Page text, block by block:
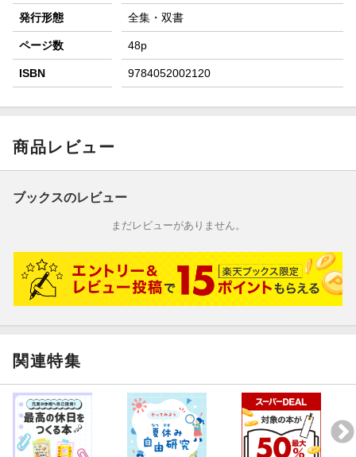
条件達成で楽天限定・宝塚歌劇 宙組貸切公演ペアチケット
が当たる
発行形態 全集・双書
ページ数 48p
ISBN 9784052002120
商品レビュー
ブックスのレビュー
まだレビューがありません。
関連特集